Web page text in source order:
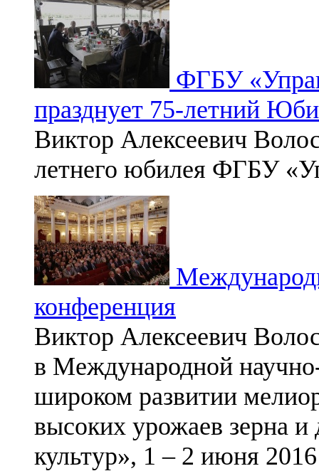
ФГБУ
празднует 75-летний
Виктор Алексеевич
летнего юбилея ФГБУ
конференция
Виктор Алексеевич
в Международной
широком развитии
высоких урожаев зерна и
культур», 1 – 2 июня